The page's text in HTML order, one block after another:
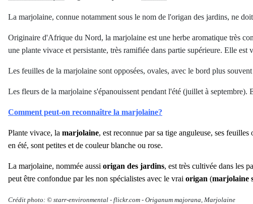
La marjolaine, connue notamment sous le nom de l'origan des jardins, ne
Originaire d'Afrique du Nord, la marjolaine est une herbe aromatique très
une plante vivace et persistante, très ramifiée dans partie supérieure. Elle est
Les feuilles de la marjolaine sont opposées, ovales, avec le bord plus souvent
Les fleurs de la marjolaine s'épanouissent pendant l'été (juillet à septembre).
Comment peut-on reconnaître la marjolaine?
Plante vivace, la marjolaine, est reconnue par sa tige anguleuse, ses
en été, sont petites et de couleur blanche ou rose.
La marjolaine, nommée aussi origan des jardins, est très cultivée dans les
peut être confondue par les non spécialistes avec le vrai origan (marjolaine
Crédit photo: © starr-environmental - flickr.com - Origanum majorana, Marjolaine